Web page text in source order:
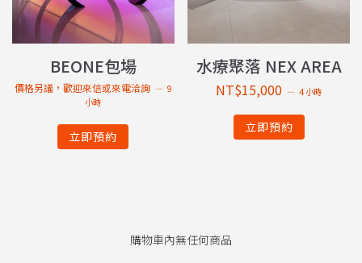
BEONE包場
價格另議，歡迎來信或來電洽詢
9
小時
立即預約
水療聚落 NEX AREA
NT$15,000 4 小時
立即預約
購物車內無任何商品